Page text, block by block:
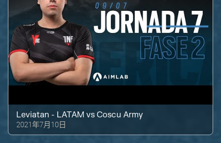
Leviatan - LATAM vsCoscu Army
2021年7月10日